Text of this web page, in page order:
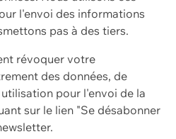
l'envoi des informations
pas à des tiers.
révoquer votre
des données, de
pour l'envoi de la
sur le lien "Se désabonner